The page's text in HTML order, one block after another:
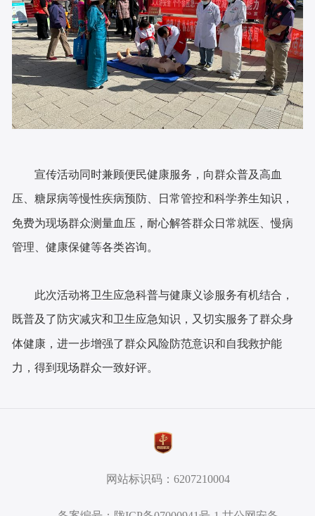
宣传活动同时兼顾便民健康服务，向群众普及高血
压、糖尿病等慢性疾病预防、日常管控和科学养生知识，
免费为现场群众测量血压，耐心解答群众日常就医、慢病
管理、健康保健等各类咨询。
此次活动将卫生应急科普与健康义诊服务有机结合，
既普及了防灾减灾和卫生应急知识，又切实服务了群众身
体健康，进一步增强了群众风险防范意识和自我救护能
力，得到现场群众一致好评。
网站标识码：6207210004